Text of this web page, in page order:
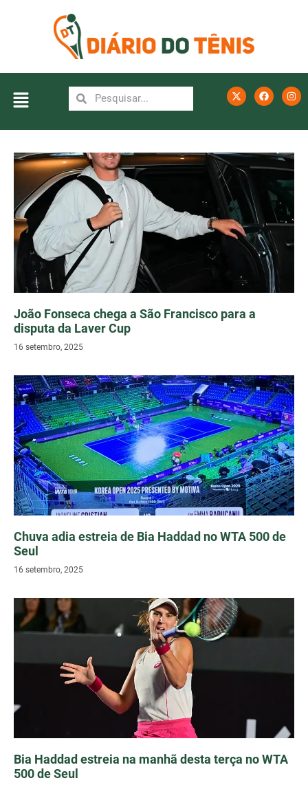
João Fonseca chega a São Francisco para a
disputa da Laver Cup
16 setembro, 2025
Chuva adia estreia de Bia Haddad no WTA 500 de
Seul
16 setembro, 2025
Bia Haddad estreia na manhã desta terça no WTA
500 de Seul